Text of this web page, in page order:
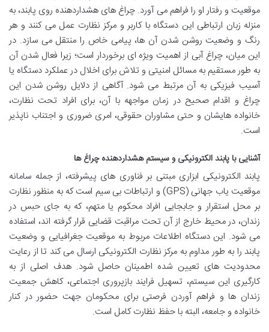
موقعیت و رفتار او را فراهم می آورد. چراغ های هشداردهنده روی پابند، به
منزله زبان ارتباطی این دستگاه با کاربر و مرکز نظارت عمل می کنند و هر
رنگ و وضعیت روشن شدن آن ها، پیامی خاص را منتقل می سازد. در
این میان، چراغ آبی از اهمیت ویژه ای برخوردار است؛ زیرا فعال شدن آن
به طور مستقیم به مسائل امنیتی و تلاش برای اخلال در عملکرد دستگاه یا
آسیب فیزیکی به آن مرتبط می شود. آگاهی از دلایل روشن شدن این
چراغ و اقدام صحیح در زمان مواجهه با آن، برای افراد تحت نظارت،
خانواده هایشان و حتی مشاوران حقوقی، امری ضروری و اجتناب ناپذیر
است.
آشنایی با پابند الکترونیکی و سیستم هشداردهنده چراغ ها
پابند الکترونیکی ابزاری مبتنی بر فناوری های پیشرفته، از جمله سامانه
موقعیت یاب جهانی (GPS) و ارتباطات بی سیم است که به منظور نظارت
بر محل استقرار و جابجایی افراد محکوم یا متهم، که به جای حبس در
زندان، در محیط خارج از آن تحت مراقبت قضایی قرار گرفته اند، استفاده
می شود. این دستگاه اطلاعات مربوط به موقعیت جغرافیایی و وضعیت
پابند را به طور مداوم به مرکز نظارت الکترونیکی ارسال می کند تا از رعایت
محدودیت های تعیین شده اطمینان حاصل شود. هدف اصلی از به
کارگیری این سیستم، تسهیل فرایند بازپروری اجتماعی، کاهش جمعیت
زندان ها و فراهم آوردن فرصتی برای محکومان جهت حضور در کنار
خانواده و جامعه، البته با حفظ نظارت کامل است.